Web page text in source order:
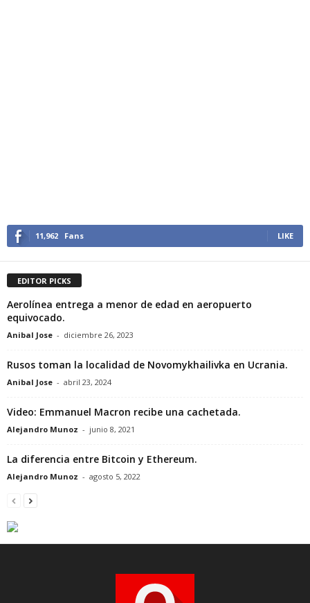
11,962 Fans LIKE
EDITOR PICKS
Aerolínea entrega a menor de edad en aeropuerto
equivocado.
Anibal Jose - diciembre 26, 2023
Rusos toman la localidad de Novomykhailivka en Ucrania.
Anibal Jose - abril 23, 2024
Video: Emmanuel Macron recibe una cachetada.
Alejandro Munoz - junio 8, 2021
La diferencia entre Bitcoin y Ethereum.
Alejandro Munoz - agosto 5, 2022